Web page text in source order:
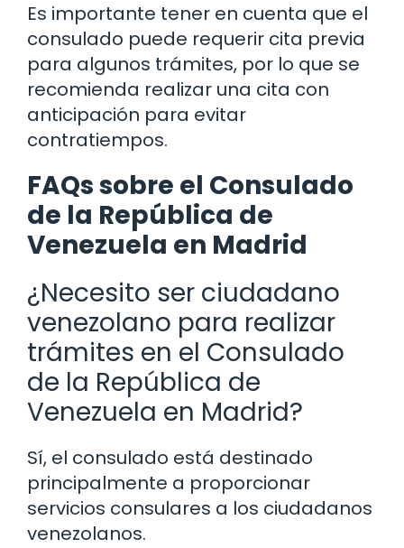
Es importante tener en cuenta que el
consulado puede requerir cita previa
para algunos trámites, por lo que se
recomienda realizar una cita con
anticipación para evitar
contratiempos.
FAQs sobre el Consulado
de la República de
Venezuela en Madrid
¿Necesito ser ciudadano
venezolano para realizar
trámites en el Consulado
de la República de
Venezuela en Madrid?
Sí, el consulado está destinado
principalmente a proporcionar
servicios consulares a los ciudadanos
venezolanos.